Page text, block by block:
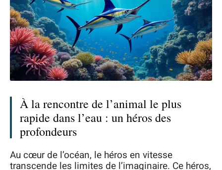
À la rencontre de l’animal le plus
rapide dans l’eau : un héros des
profondeurs
Au cœur de l’océan, le héros en vitesse
transcende les limites de l’imaginaire. Ce héros,